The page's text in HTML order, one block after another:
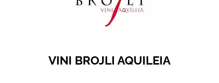
VINI BROJLI AQUILEIA